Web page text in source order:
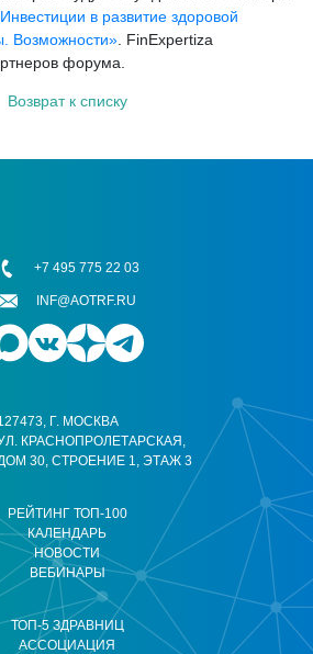
в развитие здоровой
Возможности» . FinExpertiza
форума.
Возврат к списку
РЕЙТИНГ ТОП-100
КАЛЕНДАРЬ
НОВОСТИ
ВЕБИНАРЫ
ТОП-5 ЗДРАВНИЦ
АССОЦИАЦИЯ
Г. МОСКВА
КРАСНОПРОЛЕТАРСКАЯ,
30, СТРОЕНИЕ 1, ЭТАЖ 3
+7 495 775 22 03
INF@AOTRF.RU